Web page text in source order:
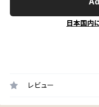
日本国内
レビュー